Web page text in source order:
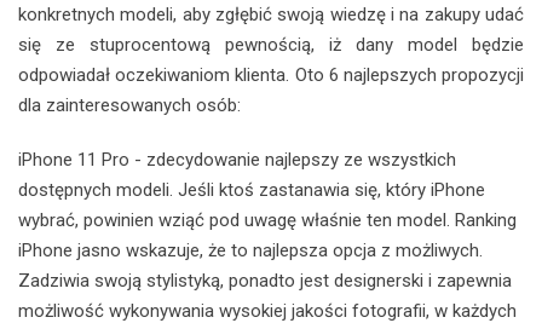
konkretnych modeli, aby zgłębić swoją wiedzę i na zakupy udać
się ze stuprocentową pewnością, iż dany model będzie
odpowiadał oczekiwaniom klienta. Oto 6 najlepszych propozycji
dla zainteresowanych osób:
iPhone 11 Pro - zdecydowanie najlepszy ze wszystkich
dostępnych modeli. Jeśli ktoś zastanawia się, który iPhone
wybrać, powinien wziąć pod uwagę właśnie ten model. Ranking
iPhone jasno wskazuje, że to najlepsza opcja z możliwych.
Zadziwia swoją stylistyką, ponadto jest designerski i zapewnia
możliwość wykonywania wysokiej jakości fotografii, w każdych